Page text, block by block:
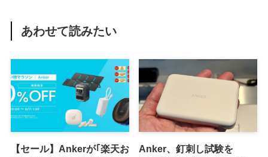
あわせて読みたい
【セール】Ankerが｢楽天お
Anker、釘刺し試験を